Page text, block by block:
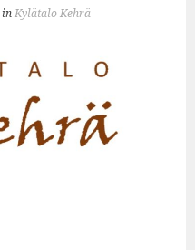
inKylätalo Kehrä